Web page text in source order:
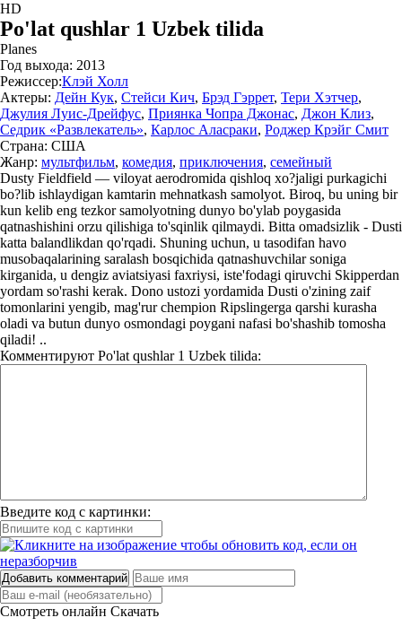
HD
Po'lat qushlar 1 Uzbek tilida
Planes
Год выхода: 2013
Режиссер:Клэй Холл
Актеры: Дейн Кук, Стейси Кич, Брэд Гэррет, Тери Хэтчер,
Джулия Луис-Дрейфус, Приянка Чопра Джонас, Джон Клиз,
Седрик «Развлекатель», Карлос Аласраки, Роджер Крэйг Смит
Страна: США
Жанр: мультфильм, комедия, приключения, семейный
Dusty Fieldfield — viloyat aerodromida qishloq xo?jaligi purkagichi
bo?lib ishlaydigan kamtarin mehnatkash samolyot. Biroq, bu uning bir
kun kelib eng tezkor samolyotning dunyo bo'ylab poygasida
qatnashishini orzu qilishiga to'sqinlik qilmaydi. Bitta omadsizlik - Dusti
katta balandlikdan qo'rqadi. Shuning uchun, u tasodifan havo
musobaqalarining saralash bosqichida qatnashuvchilar soniga
kirganida, u dengiz aviatsiyasi faxriysi, iste'fodagi qiruvchi Skipperdan
yordam so'rashi kerak. Dono ustozi yordamida Dusti o'zining zaif
tomonlarini yengib, mag'rur chempion Ripslingerga qarshi kurasha
oladi va butun dunyo osmondagi poygani nafasi bo'shashib tomosha
qiladi! ..
Комментируют Po'lat qushlar 1 Uzbek tilida:
Введите код с картинки:
Добавить комментарий
Смотреть онлайн Скачать